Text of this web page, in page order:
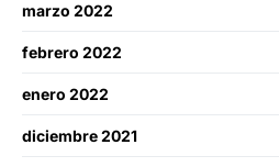
marzo 2022
febrero 2022
enero 2022
diciembre 2021